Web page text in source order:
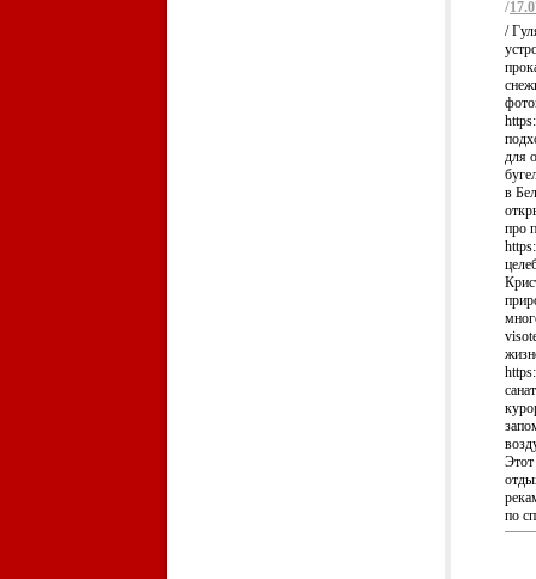
/
/
для
в
про
Этот
по